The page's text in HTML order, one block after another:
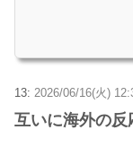
13: 2026/06/16(火)
互いに海外の反